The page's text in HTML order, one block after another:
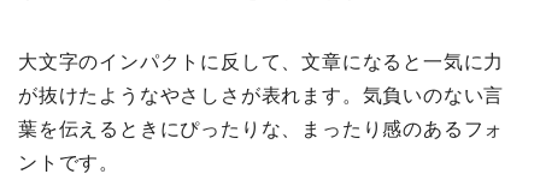
大文字のインパクトに反して、文章になると一気に力
が抜けたようなやさしさが表れます。気負いのない言
葉を伝えるときにぴったりな、まったり感のあるフォ
ントです。